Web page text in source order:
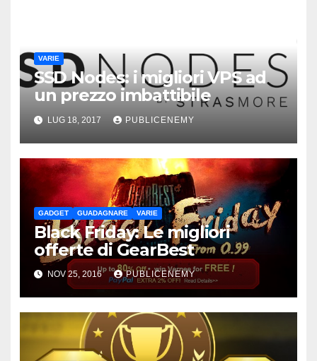
VARIE
SSD Nodes: i migliori VPS ad
un prezzo imbattibile
LUG 18, 2017 PUBLICENEMY
GADGET GUADAGNARE VARIE
Black Friday: Le migliori
offerte di GearBest
NOV 25, 2016 PUBLICENEMY